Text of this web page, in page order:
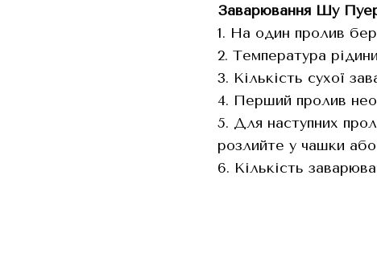
Заварювання Шу
1. На один пролив
2. Температура
3. Кількість сухої
4. Перший пролив
5. Для наступних
розлийте у чашки або
6. Кількість